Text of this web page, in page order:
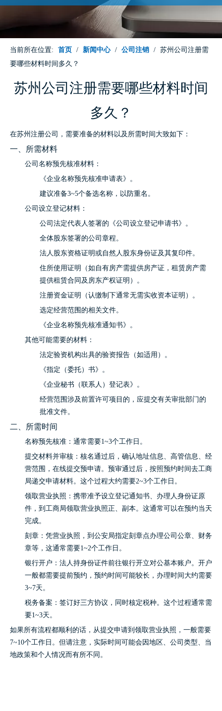
当前所在位置: 首页 / 新闻中心 / 公司注销 / 苏州公司注册需
要哪些材料时间多久？
苏州公司注册需要哪些材料时间
多久？
在苏州注册公司，需要准备的材料以及所需时间大致如下：
一、所需材料
公司名称预先核准材料：
《企业名称预先核准申请表》。
建议准备3~5个备选名称，以防重名。
公司设立登记材料：
公司法定代表人签署的《公司设立登记申请书》。
全体股东签署的公司章程。
法人股东资格证明或自然人股东身份证及其复印件。
住所使用证明（如自有房产需提供房产证，租赁房产需
提供租赁合同及房东产权证明）。
注册资金证明（认缴制下通常无需实收资本证明）。
选定经营范围的相关文件。
《企业名称预先核准通知书》。
其他可能需要的材料：
法定验资机构出具的验资报告（如适用）。
《指定（委托）书》。
《企业秘书（联系人）登记表》。
经营范围涉及前置许可项目的，应提交有关审批部门的
批准文件。
二、所需时间
名称预先核准：通常需要1~3个工作日。
提交材料并审核：核名通过后，确认地址信息、高管信息、经
营范围，在线提交预申请。预审通过后，按照预约时间去工商
局递交申请材料。这个过程大约需要2~3个工作日。
领取营业执照：携带准予设立登记通知书、办理人身份证原
件，到工商局领取营业执照正、副本。这通常可以在预约当天
完成。
刻章：凭营业执照，到公安局指定刻章点办理公司公章、财务
章等，这通常需要1~2个工作日。
银行开户：法人持身份证件前往银行开立对公基本账户。开户
一般都需要提前预约，预约时间可能较长，办理时间大约需要
3~7天。
税务备案：签订好三方协议，同时核定税种。这个过程通常需
要1~3天。
如果所有流程都顺利的话，从提交申请到领取营业执照，一般需要
7~10个工作日。但请注意，实际时间可能会因地区、公司类型、当
地政策和个人情况而有所不同。